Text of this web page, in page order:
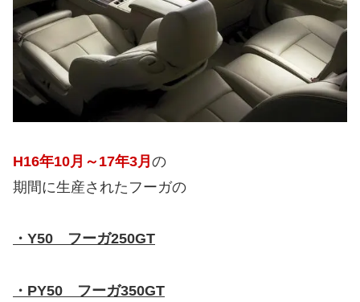
H16年10月～17年3月 の
期間に生産されたフーガの
・Y50 フーガ250GT
・PY50 フーガ350GT